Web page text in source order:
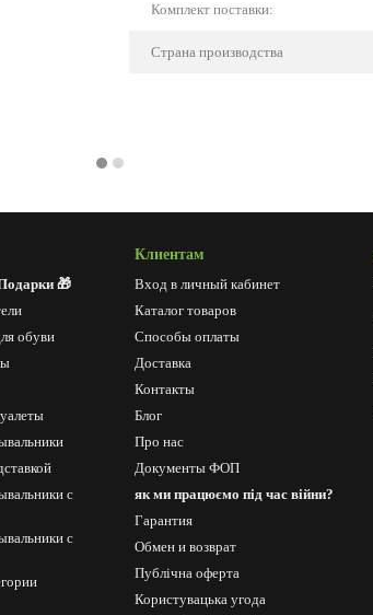
Комплект поставки:
Страна производства
🎁
обуви
с
с
Клиентам
Вход в личный кабинет
Каталог товаров
Способы оплаты
Доставка
Контакты
Блог
Про нас
Документы ФОП
як ми працюємо під час війни?
Гарантия
Обмен и возврат
Публічна оферта
Користувацька угода